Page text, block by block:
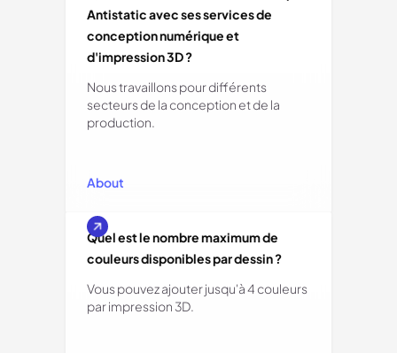
Antistatic avec ses services de
conception numérique et
d'impression 3D ?
Nous travaillons pour différents
secteurs de la conception et de la
production.
About
Quel est le nombre maximum de
couleurs disponibles par dessin ?
Vous pouvez ajouter jusqu'à 4 couleurs
par impression 3D.